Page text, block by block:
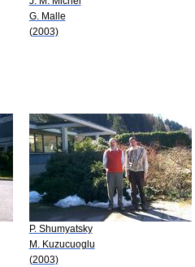
G. Malle
(2003)
P. Shumyatsky
M. Kuzucuoglu
(2003)